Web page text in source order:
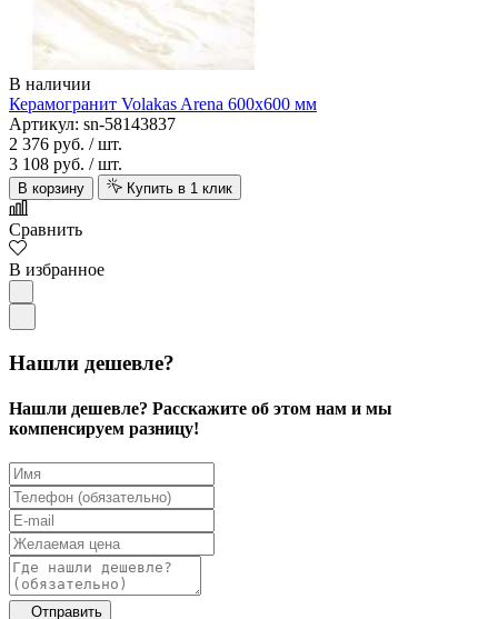
В наличии
Керамогранит Volakas Arena 600х600 мм
Артикул: sn-58143837
2 376 руб. / шт.
3 108 руб. / шт.
В корзину Купить в 1 клик
Сравнить
В избранное
Нашли дешевле?
Нашли дешевле? Расскажите об этом нам и мы
компенсируем разницу!
Отправить